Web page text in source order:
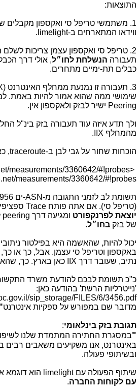
התוצאות:
1. משתמשי טריפל סי ואקספון מקבלים
ווידאו המתארחים ב-limelight.
תעבורה הנשלחת לחו״ל, אולי דרך
כבלים תת-ימיים מתחרים.
שימושי ממה שהוא אמור להיות באמת.
Peering ישיר לבזק ולאקספון אין.
ולך תדע איזה עוד תעבורה בזק בינ"ל
מהמחלף IIX.
הוכחות שחור על גבי לבן ב-traceroute, כאן:
<https://atlas.ripe.net/measurements/3360642/#!probes>
measurements/3360642/#!probes
(טריפל סי). אם אתה פותח Trace ספציפי אתה רואה, שהתעבורה
יוצאת לפרנקפורט
של בזק בחו״ל.
יכול להיות, שהאשמה היא בפילטור
באקספון וטריפל סי עצמן. אבל, כך או
נתיב, שעובר דרך IIX כאן בארץ. כך, שהאפשרות הזו
כ"כ תשומת לבכם להודעת משרד
'נייטרליות הרשת' בהודעה כאן:
sip_storage/FILES/6/3456.pdf
מדובר שם במפורש על ספקיות אינטרנט"
תגובת בזק בינלאומי:
"במסגרת החתירה המתמדת שלנו לשיפור
באינטרנט, אנו משקיעים משאבים רבים
ובשיתופי פעולה.
שיתוף הפעולה עם limelight הוא דוגמא אחת לכך
עם לקוחות החברה.